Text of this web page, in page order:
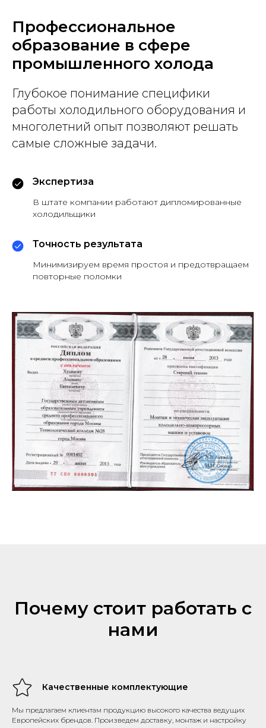
Профессиональное
образование в сфере
промышленного холода
Глубокое понимание специфики
работы холодильного оборудования и
многолетний опыт позволяют решать
самые сложные задачи.
Экспертиза
В штате компании работают дипломированные
холодильщики
Точность результата
Минимизируем время простоя и предотвращаем
повторные поломки
Почему стоит работать с
нами
Качественные комплектующие
Мы предлагаем клиентам продукцию высокого качества ведущих
Европейских брендов. Произведем доставку, монтаж и настройку